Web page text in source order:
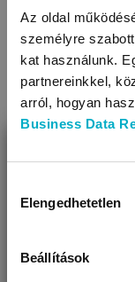
Az oldal
személyre
kat használunk.
partnereinkkel,
arról, hogyan
Business Data
kiválasztása
Elengedhetetlen
Beállítások
Úgy